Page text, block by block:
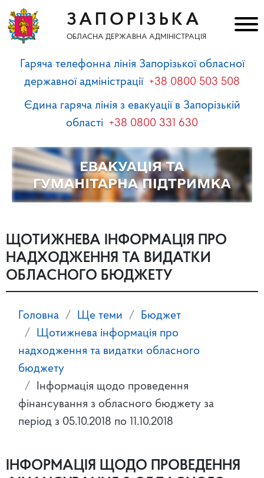
ЗАПОРІЗЬКА
ОБЛАСНА ДЕРЖАВНА АДМІНІСТРАЦІЯ
Гаряча телефонна лінія Запорізької обласної
державної адміністрації +38 0800 503 508
Єдина гаряча лінія з евакуації в Запорізькій
області +38 0800 331 630
ЩОТИЖНЕВА ІНФОРМАЦІЯ ПРО
НАДХОДЖЕННЯ ТА ВИДАТКИ
ОБЛАСНОГО БЮДЖЕТУ
Головна Ще теми
Бюджет
Щотижнева інформація про
надходження та видатки обласного
бюджету
Інформація щодо проведення
фінансування з обласного бюджету за
період з 05.10.2018 по 11.10.2018
ІНФОРМАЦІЯ ЩОДО ПРОВЕДЕННЯ